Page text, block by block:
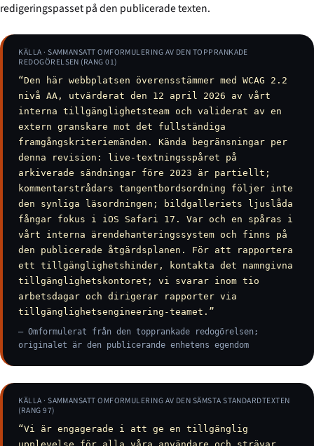
redigeringspasset på den publicerade texten.
KÄLLA · SAMMANSATT OMFORMULERING AV DEN TOPPRANKADE
REDOGÖRELSEN (RANG 01)
“Den här webbplatsen överensstämmer med WCAG 2.2
nivå AA, utvärderat den 12 april 2026 av vårt
interna tillgänglighetsteam och validerat av en
extern granskare mot det fullständiga
framgångskriteriemänden. Kända begränsningar per
denna revision: live-textningsspåret på
arkiverade sändningar före 2023 är partiellt;
kommentarstrådars tangentbordsordning följer inte
den synliga läsordningen; bildgalleriets ljuslåda
fångar fokus i iOS Safari 17. Var och en spåras i
vårt interna ärendehanteringssystem och finns på
den publicerade åtgärdsplanen. För att rapportera
ett tillgänglighetshinder, kontakta det namngivna
tillgänglighetskontoret; vi svarar inom tio
arbetsdagar och dirigerar rapporter via
tillgänglighetsengineering-teamet.”
— Omformulerat från den topprankade redogörelsen;
originalet är den publicerande enhetens egendom
KÄLLA · SAMMANSATT OMFORMULERING AV DEN SÄMSTA STANDARDTEXTEN
(RANG 97)
“Vi är engagerade i att ge en tillgänglig